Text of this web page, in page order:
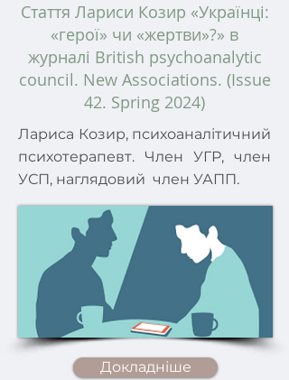
Стаття Лариси Козир «Українці:
«герої» чи «жертви»?» в
журналі British psychoanalytic
council. New Associations. (Issue
42. Spring 2024)
Лариса Козир, психоаналітичний
психотерапевт. Член УГР, член
УСП, наглядовий член УАПП.
Докладніше